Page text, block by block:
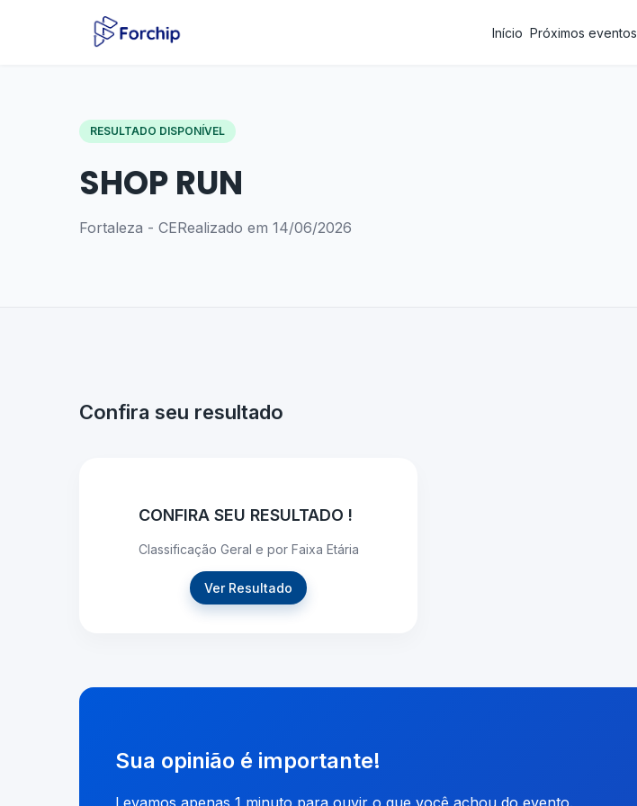
Início Próximos eventos
RESULTADO DISPONÍVEL
SHOP RUN
Fortaleza - CERealizado em 14/06/2026
Confira seu resultado
CONFIRA SEU RESULTADO !
Classificação Geral e por Faixa Etária
Ver Resultado
Sua opinião é importante!
Levamos apenas 1 minuto para ouvir o que você achou do evento.